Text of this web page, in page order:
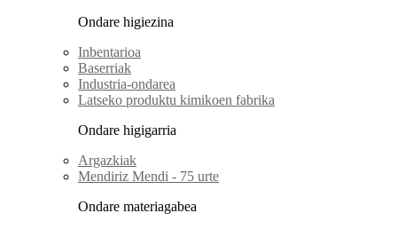
Ondare higiezina
Inbentarioa
Baserriak
Industria-ondarea
Latseko produktu kimikoen fabrika
Ondare higigarria
Argazkiak
Mendiriz Mendi - 75 urte
Ondare materiagabea